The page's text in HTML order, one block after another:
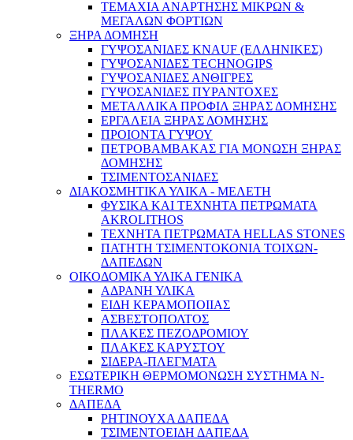
ΤΕΜΑΧΙΑ ΑΝΑΡΤΗΣΗΣ ΜΙΚΡΩΝ &
ΜΕΓΑΛΩΝ ΦΟΡΤΙΩΝ
ΞΗΡΑ ΔΟΜΗΣΗ
ΓΥΨΟΣΑΝΙΔΕΣ KNAUF (ΕΛΛΗΝΙΚΕΣ)
ΓΥΨΟΣΑΝΙΔΕΣ TECHNOGIPS
ΓΥΨΟΣΑΝΙΔΕΣ ΑΝΘΙΓΡΕΣ
ΓΥΨΟΣΑΝΙΔΕΣ ΠΥΡΑΝΤΟΧΕΣ
ΜΕΤΑΛΛΙΚΑ ΠΡΟΦΙΛ ΞΗΡΑΣ ΔΟΜΗΣΗΣ
ΕΡΓΑΛΕΙΑ ΞΗΡΑΣ ΔΟΜΗΣΗΣ
ΠΡΟΙΟΝΤΑ ΓΥΨΟΥ
ΠΕΤΡΟΒΑΜΒΑΚΑΣ ΓΙΑ ΜΟΝΩΣΗ ΞΗΡΑΣ
ΔΟΜΗΣΗΣ
ΤΣΙΜΕΝΤΟΣΑΝΙΔΕΣ
ΔΙΑΚΟΣΜΗΤΙΚΑ ΥΛΙΚΑ - ΜΕΛΕΤΗ
ΦΥΣΙΚΑ ΚΑΙ ΤΕΧΝΗΤΑ ΠΕΤΡΩΜΑΤΑ
AKROLITHOS
ΤΕΧΝΗΤΑ ΠΕΤΡΩΜΑΤΑ HELLAS STONES
ΠΑΤΗΤΗ ΤΣΙΜΕΝΤΟΚΟΝΙΑ ΤΟΙΧΩΝ-
ΔΑΠΕΔΩΝ
ΟΙΚΟΔΟΜΙΚΑ ΥΛΙΚΑ ΓΕΝΙΚΑ
ΑΔΡΑΝΗ ΥΛΙΚΑ
ΕΙΔΗ ΚΕΡΑΜΟΠΟΙΙΑΣ
ΑΣΒΕΣΤΟΠΟΛΤΟΣ
ΠΛΑΚΕΣ ΠΕΖΟΔΡΟΜΙΟΥ
ΠΛΑΚΕΣ ΚΑΡΥΣΤΟΥ
ΣΙΔΕΡΑ-ΠΛΕΓΜΑΤΑ
ΕΣΩΤΕΡΙΚΗ ΘΕΡΜΟΜΟΝΩΣΗ ΣΥΣΤΗΜΑ N-
THERMO
ΔΑΠΕΔΑ
ΡΗΤΙΝΟΥΧΑ ΔΑΠΕΔΑ
ΤΣΙΜΕΝΤΟΕΙΔΗ ΔΑΠΕΔΑ